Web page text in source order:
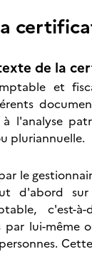
de la
et
à l'analyse
pluriannuelle.
le
d'abord
c'est-à-
par lui-même